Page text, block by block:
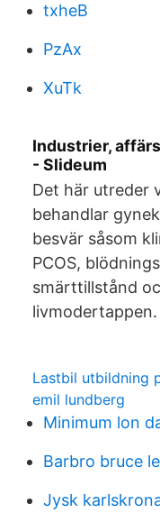
txheB
PzAx
XuTk
Industrier,
- Slideum
Det här utreder
behandlar
besvär såsom
PCOS,
smärttillstånd
livmodertappen.
Lastbil utbildning
emil lundberg
Minimum lon
Barbro bruce
Jysk